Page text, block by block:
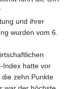
und ihrer
wurden vom 6.
Index hatte vor
zehn Punkte